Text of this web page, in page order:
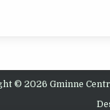
© 2026 Gminne